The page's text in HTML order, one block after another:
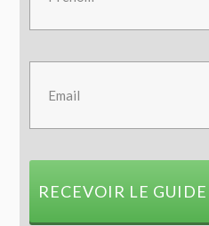
RECEVOIR LE GUIDE